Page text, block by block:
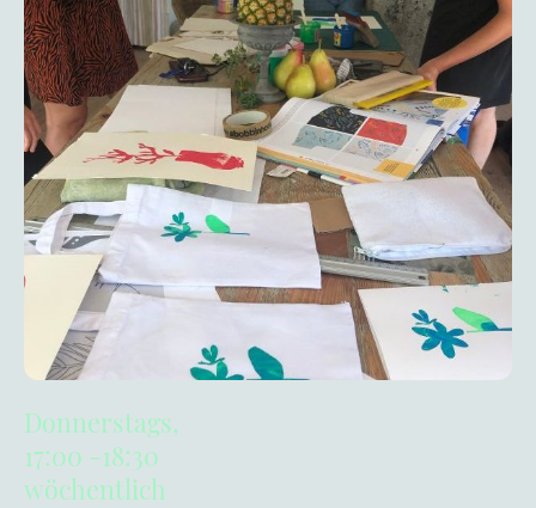
Donnerstags,
17:00 -18:30
wöchentlich